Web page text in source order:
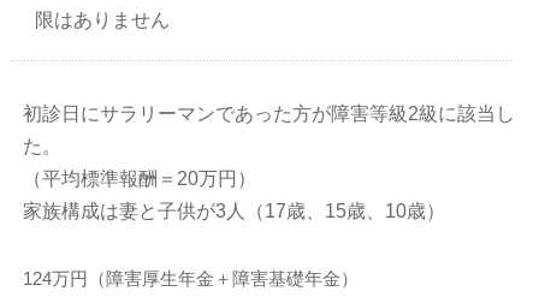
限はありません
初診日にサラリーマンであった方が障害等級2級に該当し
た。
（平均標準報酬＝20万円）
家族構成は妻と子供が3人（17歳、15歳、10歳）
124万円（障害厚生年金＋障害基礎年金）